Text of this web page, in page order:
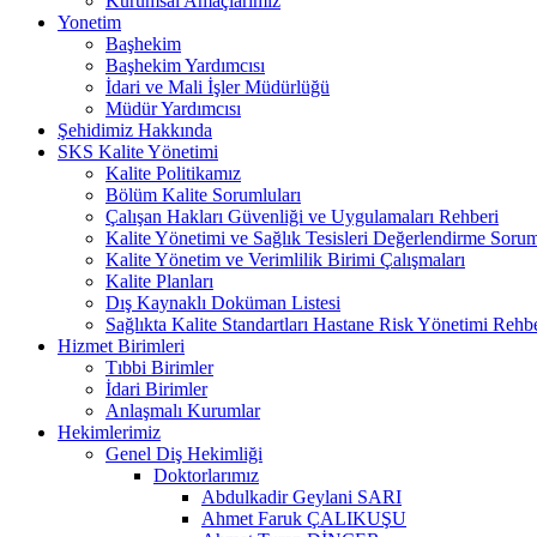
Yonetim
Başhekim
Başhekim Yardımcısı
İdari ve Mali İşler Müdürlüğü
Müdür Yardımcısı
Şehidimiz Hakkında
SKS Kalite Yönetimi
Kalite Politikamız
Bölüm Kalite Sorumluları
Çalışan Hakları Güvenliği ve Uygulamaları Rehberi
Kalite Yönetimi ve Sağlık Tesisleri Değerlendirme
Kalite Yönetim ve Verimlilik Birimi Çalışmaları
Kalite Planları
Dış Kaynaklı Doküman Listesi
Sağlıkta Kalite Standartları Hastane Risk Yönetimi
Hizmet Birimleri
Tıbbi Birimler
İdari Birimler
Anlaşmalı Kurumlar
Hekimlerimiz
Genel Diş Hekimliği
Doktorlarımız
Abdulkadir Geylani SARI
Ahmet Faruk ÇALIKUŞU